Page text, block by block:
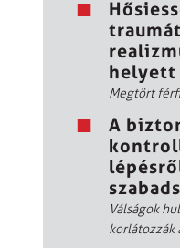
helyett
Megtört
A
Válságok
korlátozzák